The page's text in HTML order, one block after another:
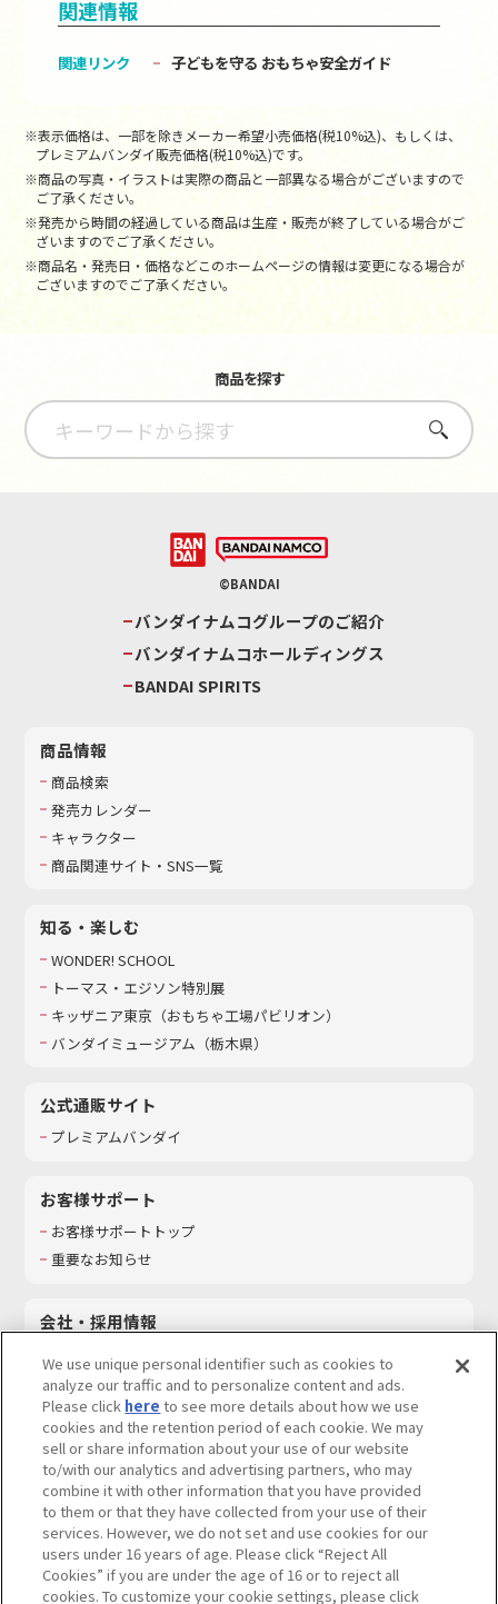
関連情報
関連リンク 子どもを守る おもちゃ安全ガイド
※表示価格は、一部を除きメーカー希望小売価格(税10%込)、もしくは、
プレミアムバンダイ販売価格(税10%込)です。
※商品の写真・イラストは実際の商品と一部異なる場合がございますので
ご了承ください。
※発売から時間の経過している商品は生産・販売が終了している場合がご
ざいますのでご了承ください。
※商品名・発売日・価格などこのホームページの情報は変更になる場合が
ございますのでご了承ください。
商品を探す
さがす
©BANDAI
バンダイナムコグループのご紹介
バンダイナムコホールディングス
BANDAI SPIRITS
商品情報
商品検索
発売カレンダー
キャラクター
商品関連サイト・SNS一覧
知る・楽しむ
WONDER! SCHOOL
トーマス・エジソン特別展
キッザニア東京（おもちゃ工場パビリオン）​
バンダイミュージアム（栃木県）
公式通販サイト
プレミアムバンダイ
お客様サポート
お客様サポートトップ
重要なお知らせ
会社・採用情報
採用情報
サステナビリティ
お問い合わせ
ウェブサイトご利用条件 ソーシャルメディアポリシー
個人情報及び特定個人情報等の取り扱いに関する保護方針
We use unique personal identifier such as cookies to
analyze our traffic and to personalize content and ads.
Please click here to see more details about how we use
cookies and the retention period of each cookie. We may
sell or share information about your use of our website
to/with our analytics and advertising partners, who may
combine it with other information that you have provided
to them or that they have collected from your use of their
services. However, we do not set and use cookies for our
users under 16 years of age. Please click “Reject All
Cookies” if you are under the age of 16 or to reject all
cookies. To customize your cookie settings, please click